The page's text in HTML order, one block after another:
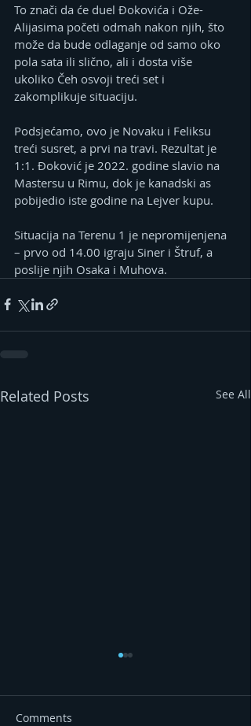
To znači da će duel Đokovića i Ože-
Alijasima početi odmah nakon njih, što
može da bude odlaganje od samo oko
pola sata ili slično, ali i dosta više
ukoliko Čeh osvoji treći set i
zakomplikuje situaciju.
Podsjećamo, ovo je Novaku i Feliksu
treći susret, a prvi na travi. Rezultat je
1:1. Đoković je 2022. godine slavio na
Mastersu u Rimu, dok je kanadski as
pobijedio iste godine na Lejver kupu.
Situacija na Terenu 1 je nepromijenjena
– prvo od 14.00 igraju Siner i Štruf, a
poslije njih Osaka i Muhova.
Related Posts See All
Comments